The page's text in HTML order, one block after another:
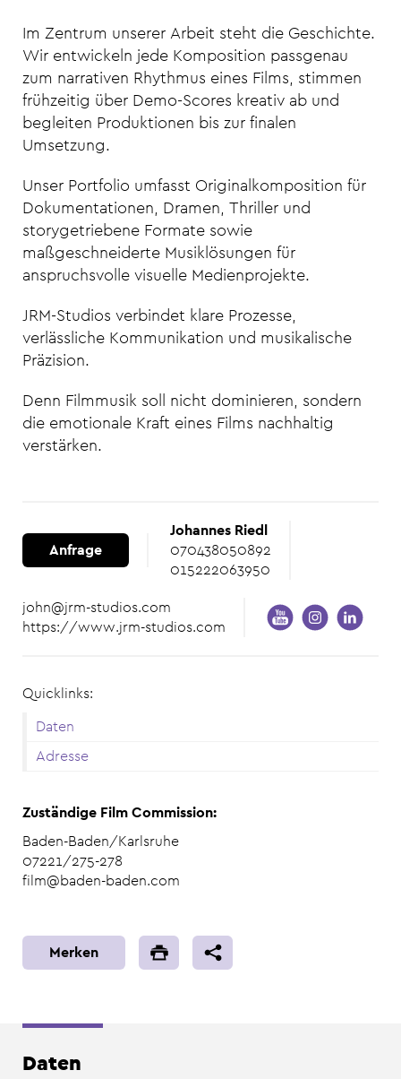
Im Zentrum unserer Arbeit steht die Geschichte.
Wir entwickeln jede Komposition passgenau
zum narrativen Rhythmus eines Films, stimmen
frühzeitig über Demo-Scores kreativ ab und
begleiten Produktionen bis zur finalen
Umsetzung.
Unser Portfolio umfasst Originalkomposition für
Dokumentationen, Dramen, Thriller und
storygetriebene Formate sowie
maßgeschneiderte Musiklösungen für
anspruchsvolle visuelle Medienprojekte.
JRM-Studios verbindet klare Prozesse,
verlässliche Kommunikation und musikalische
Präzision.
Denn Filmmusik soll nicht dominieren, sondern
die emotionale Kraft eines Films nachhaltig
verstärken.
Anfrage
Johannes Riedl
070438050892
015222063950
john@jrm-studios.com
https://www.jrm-studios.com
Quicklinks:
Daten
Adresse
Zuständige Film Commission:
Baden-Baden/Karlsruhe
07221/275-278
film@baden-baden.com
Merken
Daten